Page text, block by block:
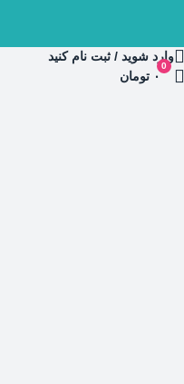
وارد شوید / ثبت نام کنید
0
۰ تومان